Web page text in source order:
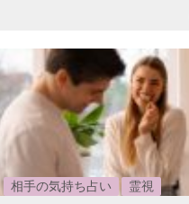
相手の気持ち占い
霊視